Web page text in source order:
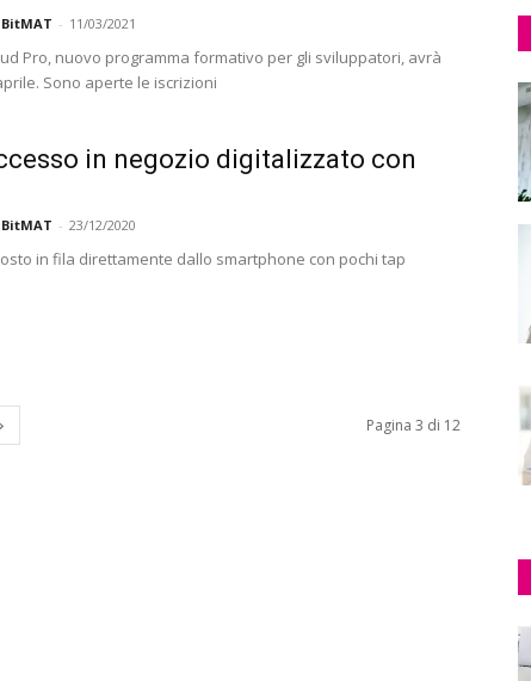
- 11/03/2021
Pro, nuovo programma formativo per gli sviluppatori, avrà
Sono aperte le iscrizioni
in negozio digitalizzato con
- 23/12/2020
in fila direttamente dallo smartphone con pochi tap
Pagina 3 di 12